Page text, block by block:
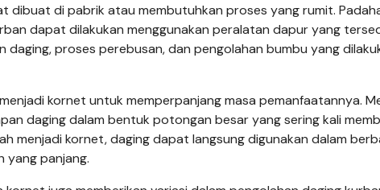
dibuat di pabrik atau membutuhkan proses yang rumit.
dapat dilakukan menggunakan peralatan dapur yang
proses perebusan, dan pengolahan bumbu yang
kornet untuk memperpanjang masa pemanfaatannya.
daging dalam bentuk potongan besar yang sering kali
menjadi kornet, daging dapat langsung digunakan dalam
yang panjang.